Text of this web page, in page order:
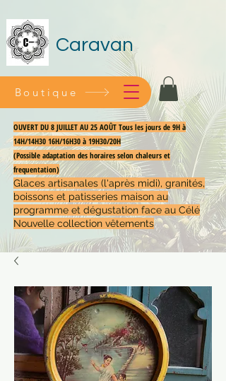
Caravan
OUVERT DU 8 JUILLET AU 25 AOÛT Tous les jours de 9H à
14H/14H30 16H/16H30 à 19H30/20H
(Possible adaptation des horaires selon chaleurs et
frequentation)
Glaces artisanales (l'après midi), granités,
boissons et patisseries maison au
programme et dégustation face au Célé
Nouvelle collection vêtements
Boutique